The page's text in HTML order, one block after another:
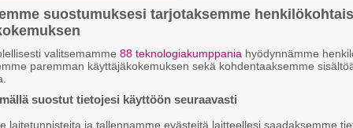
luotiin uusiksi World of
suostumuksesi tarjotaksemme
valitsemamme 88 teknologiakumppania hyödynnämme
paremman käyttäjäkokemuksen sekä kohdentaaksemme
suostut tietojesi käyttöön seuraavasti
laitetunnisteita ja tallennamme evästeitä laitteellesi saadaksemme